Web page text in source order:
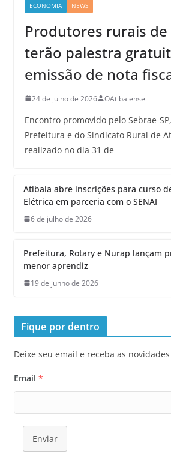
ECONOMIA NEWS
Produtores rurais de
terão palestra
emissão de nota
24 de julho de 2026 OAtibaiense
Encontro promovido pelo Sebrae-
Prefeitura e do Sindicato Rural de
realizado no dia 31 de
Atibaia abre inscrições para curso
Elétrica em parceria com o SENAI
6 de julho de 2026
Prefeitura, Rotary e Nurap lançam
menor aprendiz
19 de junho de 2026
Fique por dentro
Deixe seu email e receba as novidades
Email *
Enviar